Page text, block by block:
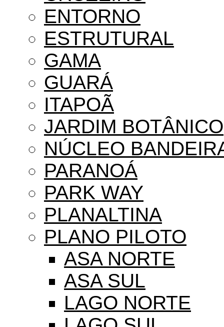
ENTORNO
ESTRUTURAL
GAMA
GUARÁ
ITAPOÃ
JARDIM BOTÂNICO
NÚCLEO
PARANOÁ
PARK WAY
PLANALTINA
PLANO PILOTO
ASA NORTE
ASA SUL
LAGO NORTE